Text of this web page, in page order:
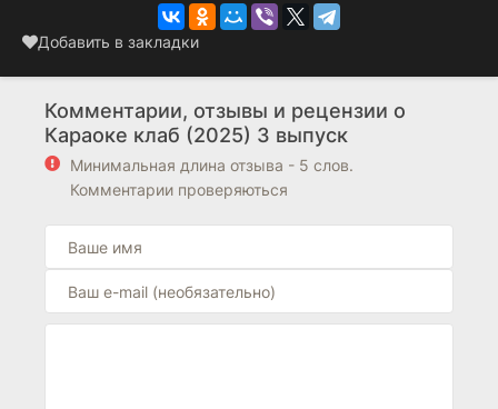
Добавить в закладки
Комментарии, отзывы и рецензии о
Караоке клаб (2025) 3 выпуск
Минимальная длина отзыва - 5 слов.
Комментарии проверяються